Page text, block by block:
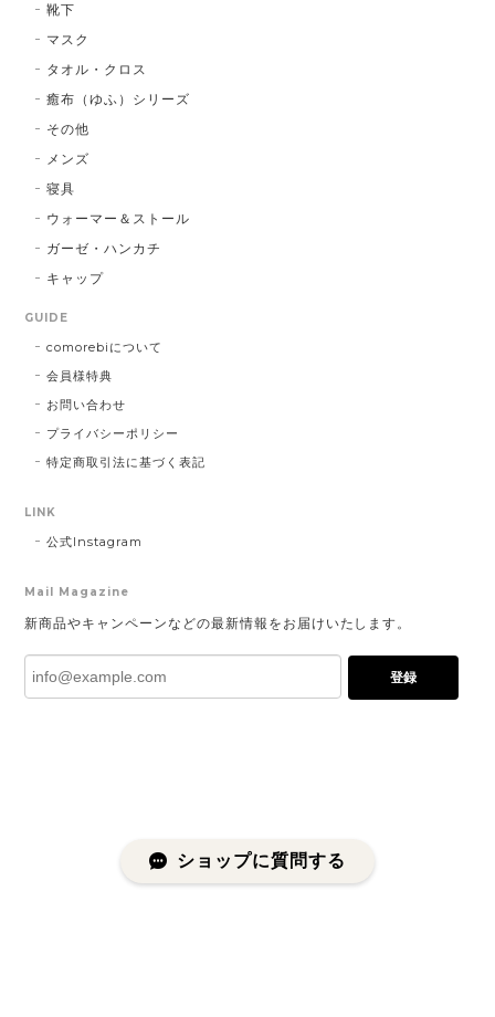
靴下
マスク
タオル・クロス
癒布（ゆふ）シリーズ
その他
メンズ
寝具
ウォーマー＆ストール
ガーゼ・ハンカチ
キャップ
GUIDE
comorebiについて
会員様特典
お問い合わせ
プライバシーポリシー
特定商取引法に基づく表記
LINK
公式Instagram
Mail Magazine
新商品やキャンペーンなどの最新情報をお届けいたします。
登録
ショップに質問する